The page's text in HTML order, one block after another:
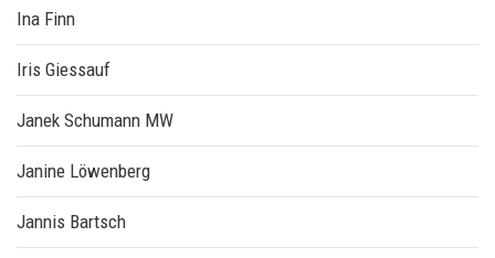
Ina Finn
Iris Giessauf
Janek Schumann MW
Janine Löwenberg
Jannis Bartsch